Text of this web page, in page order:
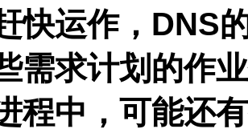
快运作，DNS
需求计划的作
程中，可能还